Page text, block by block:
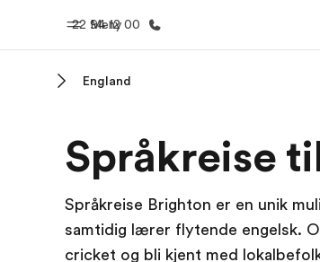
Meny
22 94 12 00
Velkommen til EF
England
Språkreise
Språkreise Brighton er en unik
samtidig lærer flytende engelsk.
cricket og bli kjent med